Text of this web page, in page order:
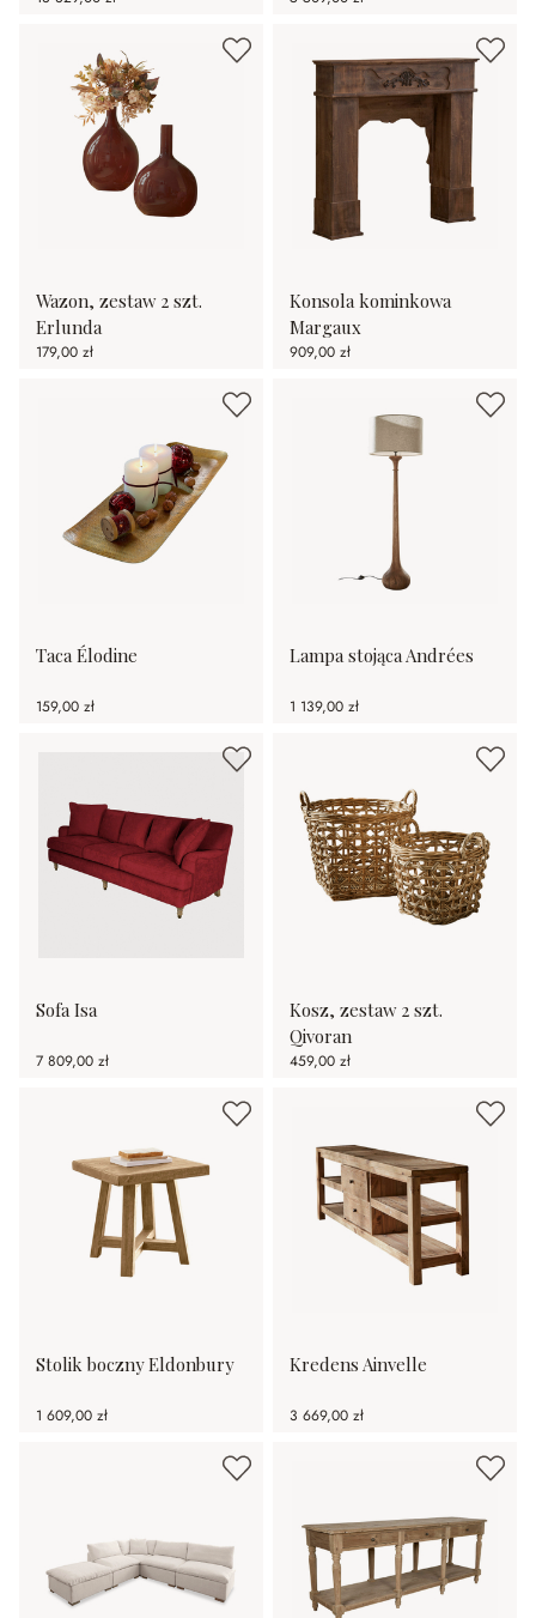
Wazon, zestaw 2 szt.
Erlunda
179,00 zł
Konsola kominkowa
Margaux
909,00 zł
Taca Élodine
159,00 zł
Lampa stojąca Andrées
1 139,00 zł
Sofa Isa
7 809,00 zł
Kosz, zestaw 2 szt.
Qivoran
459,00 zł
Stolik boczny Eldonbury
1 609,00 zł
Kredens Ainvelle
3 669,00 zł